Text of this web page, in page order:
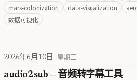
mars-colonization
data-visualization
数据可视化
2026年6月10日 星期三
audio2sub — 音频转字幕工具